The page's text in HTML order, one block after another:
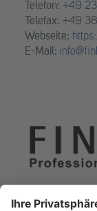
Telefon: +49
Telefax: +49
Webseite:
E-Mail: